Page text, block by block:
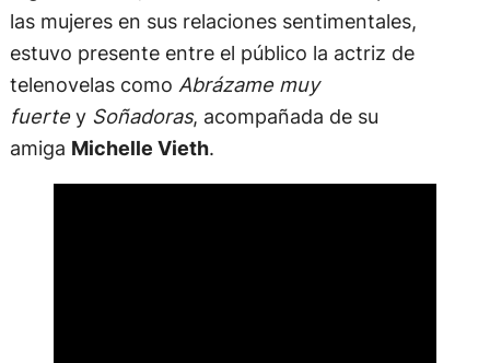
las mujeres en sus relaciones sentimentales,
estuvo presente entre el público la actriz de
telenovelas como Abrázame muy
fuertey Soñadoras, acompañada de su
amiga Michelle Vieth.